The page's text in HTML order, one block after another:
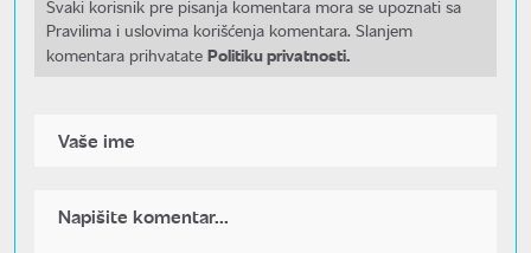
Svaki korisnik pre pisanja komentara mora se upoznati sa
Pravilima i uslovima korišćenja komentara. Slanjem
komentara prihvatate Politiku privatnosti.